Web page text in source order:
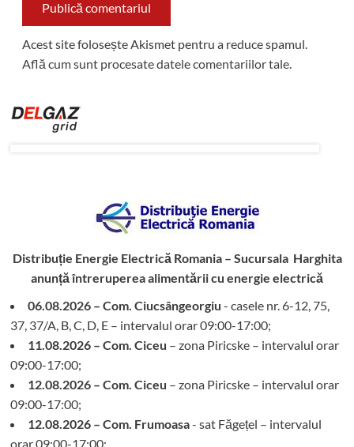
Acest site folosește Akismet pentru a reduce spamul.
Află cum sunt procesate datele comentariilor tale.
Distribuție Energie Electrică Romania – Sucursala Harghita
anunță întreruperea alimentării cu energie electrică
06.08.2026 – Com. Ciucsângeorgiu - casele nr. 6-12, 75,
37, 37/A, B, C, D, E – intervalul orar 09:00-17:00;
11.08.2026 – Com. Ciceu – zona Piricske – intervalul orar
09:00-17:00;
12.08.2026 – Com. Ciceu – zona Piricske – intervalul orar
09:00-17:00;
12.08.2026 – Com. Frumoasa- sat Făgețel – intervalul
orar 09:00-17:00;